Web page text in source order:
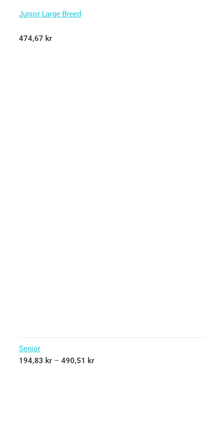
Junior Large Breed
Betygsatt
5.00
474,67 kr
Senior
194,83 kr – 490,51 kr